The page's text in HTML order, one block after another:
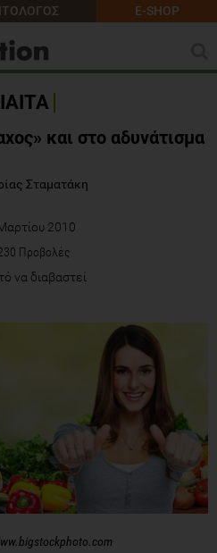
E-SHOP
και στο αδυνάτισμα
Σταματάκη
2010
Προβολές
να διαβαστεί